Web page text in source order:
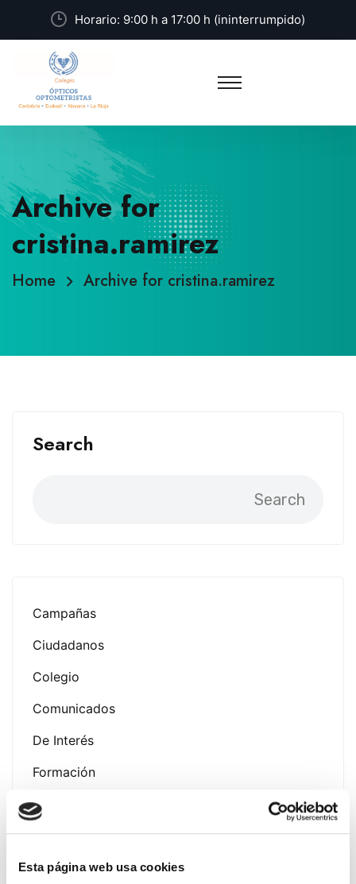
Esta página web usa cookies
Horario: 9:00 h a 17:00 h (ininterrumpido)
Archive for
cristina.ramirez
Home Archive for cristina.ramirez
Search
Search
Campañas
Ciudadanos
Colegio
Comunicados
De Interés
Formación
Noticias